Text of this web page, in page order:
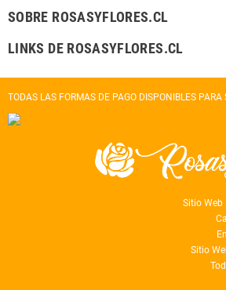
SOBRE ROSASYFLORES.CL
LINKS DE ROSASYFLORES.CL
TODAS LAS FORMAS DE PAGO DISPONIBLES PARA
Sitio Web
Sitio